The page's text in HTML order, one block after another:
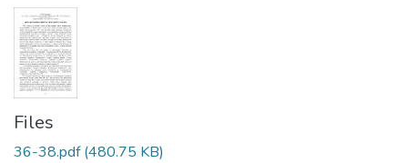
Files
36-38.pdf(480.75 KB)